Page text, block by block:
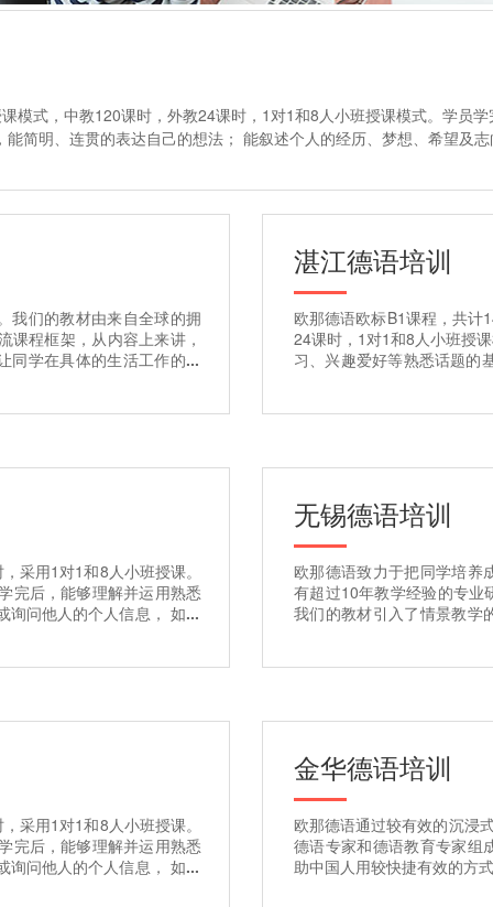
模式，中教120课时，外教24课时，1对1和8人小班授课模式。学员
简明、连贯的表达自己的想法； 能叙述个人的经历、梦想、希望及
我们的教材由来自全球的拥
课程框架，从内容上来讲，
同学在具体的生活工作的情
湛江德语培训
欧那德语欧标B1课程，共计
24课时，1对1和8人小班授
习、兴趣爱好等熟悉话题的
采用1对1和8人小班授课。
完后，能够理解并运用熟悉
询问他人的个人信息， 如居
无锡德语培训
欧那德语致力于把同学培养
有超过10年教学经验的专业
我们的教材引入了情景教学
采用1对1和8人小班授课。
完后，能够理解并运用熟悉
询问他人的个人信息， 如居
金华德语培训
欧那德语通过较有效的沉浸
德语专家和德语教育专家组
助中国人用较快捷有效的方